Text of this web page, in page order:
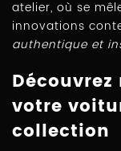
atelier, où se
innovations
authentique et
votre
collection